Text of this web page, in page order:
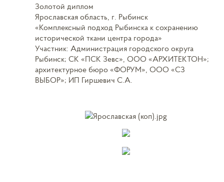
Золотой диплом
Ярославская область, г. Рыбинск
«Комплексный подход Рыбинска к сохранению
исторической ткани центра города»
Участник: Администрация городского округа
Рыбинск; СК «ПСК Зевс», ООО «АРХИТЕКТОН»;
архитектурное бюро «ФОРУМ», ООО «СЗ
ВЫБОР»; ИП Гиршевич С.А.